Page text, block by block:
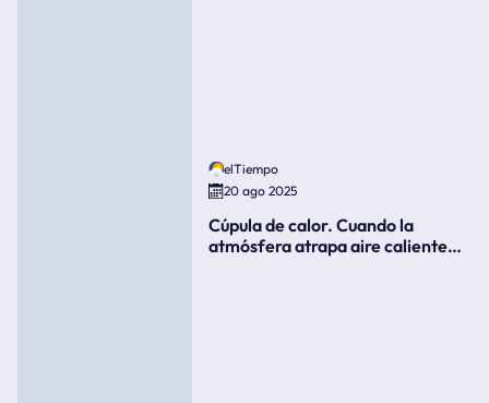
elTiempo
20 ago 2025
Cúpula de calor. Cuando la
atmósfera atrapa aire caliente